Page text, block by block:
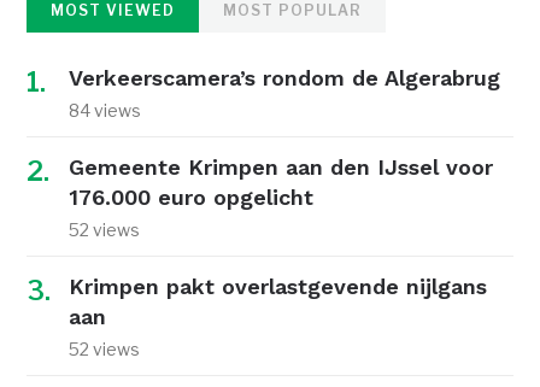
MOST VIEWED MOST POPULAR
Verkeerscamera’s rondom de Algerabrug
84 views
Gemeente Krimpen aan den IJssel voor
176.000 euro opgelicht
52 views
Krimpen pakt overlastgevende nijlgans
aan
52 views